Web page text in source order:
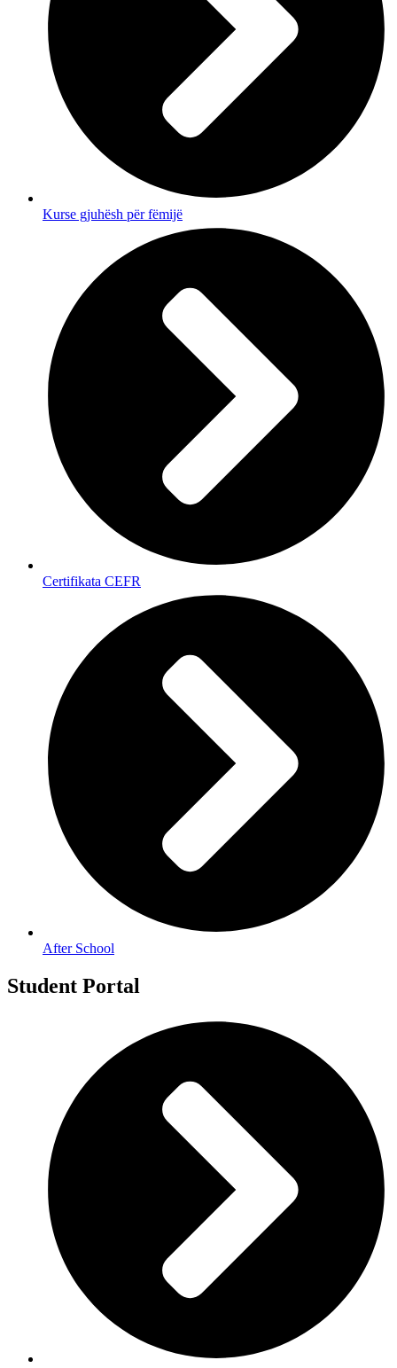
Kurse gjuhësh për fëmijë
Certifikata CEFR
After School
Student Portal